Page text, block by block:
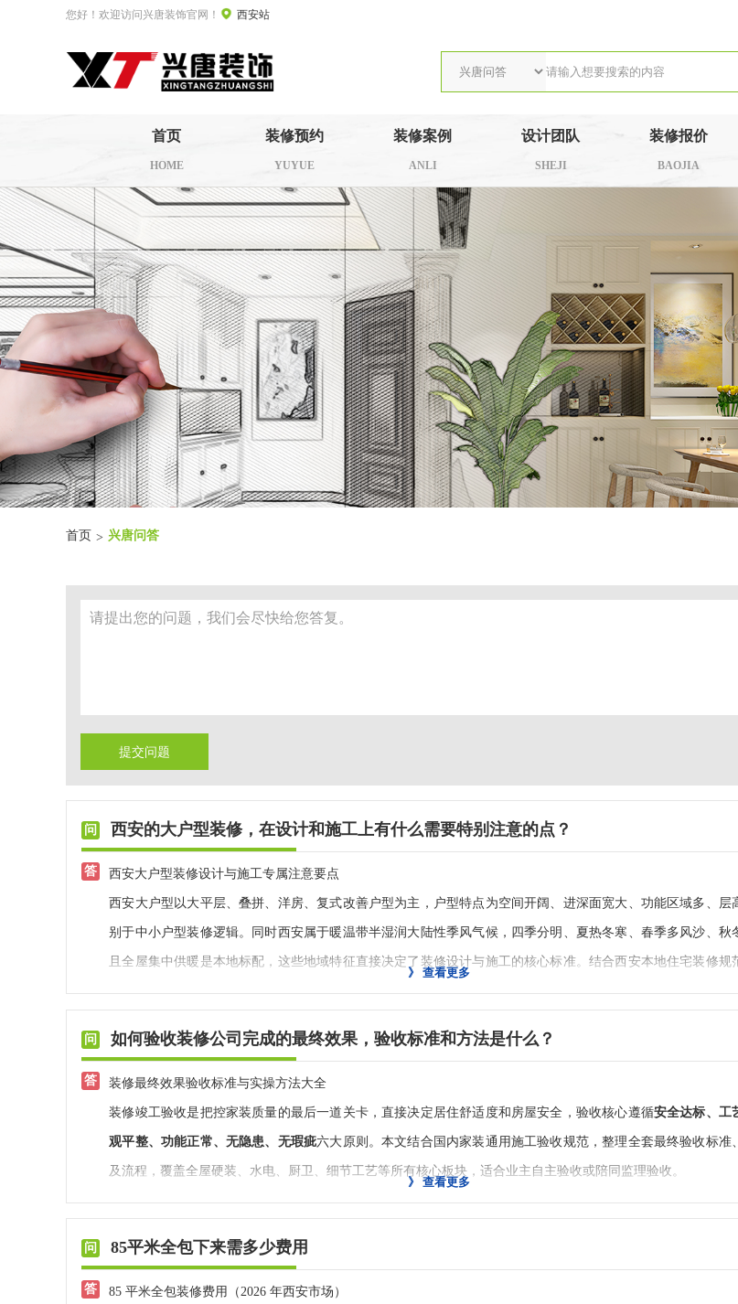
您好！欢迎访问兴唐装饰官网！ 西安站
首页
HOME
装修预约
YUYUE
装修案例
ANLI
设计团队
SHEJI
装修报价
BAOJIA
首页 > 兴唐问答
提交问题
西安的大户型装修，在设计和施工上有什么需要特别注意的点？
西安大户型装修设计与施工专属注意要点
西安大户型以大平层、叠拼、洋房、复式改善户型为主，户型特点为空间开阔、进深面宽大、功能区域多、层
别于中小户型装修逻辑。同时西安属于暖温带半湿润大陆性季风气候，四季分明、夏热冬寒、春季多风沙、秋
且全屋集中供暖是本地标配，这些地域特征直接决定了装修设计与施工的核心标准。结合西安本地住宅装修规
点，整理出大户型装修差异化注意事项，精准规避空间浪费、气候适配不足、隐蔽工程翻车等问题。
1. 空间分区：拒绝空旷模板化，适配西安家庭居住模式
西安本地改善型大户型多为三代同堂居住，且亲友聚餐、居家休闲场景频繁，设计核心是
空间常见的空旷杂乱、动线交叉问题。公共区域优先整合横厅、餐客一体、阳台休闲区，打造通透的社交空间
独立划分卧室、书房、衣帽间，完全隔绝公共活动噪音。
结合西安春季多风沙、日常灰尘大的特点，摒弃过度开放式设计，柜体以封闭式收纳为主，展示柜、开放格
2. 采光遮阳与通风：针对性解决西安气候痛点
西安夏季强光暴晒、西晒温差极大，冬季日照稀缺、阴冷漫长，秋冬雾霾频发，大户型进深较长，极易出现采
》 查看更多
如何验收装修公司完成的最终效果，验收标准和方法是什么？
装修最终效果验收标准与实操方法大全
装修竣工验收是把控家装质量的最后一道关卡，直接决定居住舒适度和房屋安全，验收核心遵循安全达标、工
观平整、功能正常、无隐患、无瑕疵六大原则。本文结合国内家装通用施工验收规范，整理全套最终验收标准
及流程，覆盖全屋硬装、水电、厨卫、细节工艺等所有核心板块，适合业主自主验收或陪同监理验收。
一、验收前置准备（验收前必做）
装修公司完成全部合同约定施工项目，包含硬装、定制柜体、门窗安装、墙面顶面收尾、五金洁具安装、保洁
完成工序；施工现场干净整洁，无建筑垃圾堆积，所有设备、灯具、开关面板全部安装到位，方可启动最终验收
》查看更多
85平米全包下来需多少费用
85 平米全包装修费用（2026 年西安市场）